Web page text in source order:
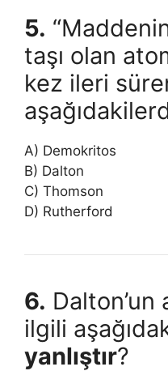
5.
taşı olan
kez ileri
A) Demokritos
B) Dalton
C) Thomson
D) Rutherford
6.
ilgili
yanlıştır?